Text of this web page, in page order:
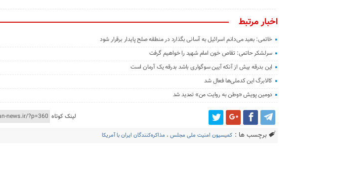
اخبار مرتبط
خاتمی: بعید می‌دانم اسرائیل به آسانی بگذارد در منطقه صلح پایدار برقرار شود
سرلشکر حاتمی: تقاص خون امام شهید را خواهیم گرفت
این بدرقه بیش از آنکه آیین سوگواری باشد بدرقه یک آرمان است
کالابرگ این کدملی‌ها فعال شد
دومین پویش «وطن به روایت من» تمدید شد
لینک کوتاه
برچسب ها : کمیسیون امنیت ملی مجلس ، مذاکره‌کنندگان ایران با آمریکا